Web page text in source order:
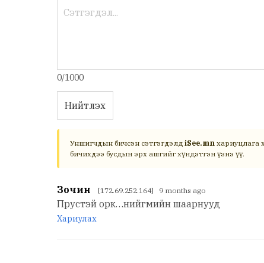
0/1000
Нийтлэх
Уншигчдын бичсэн сэтгэгдэлд iSee.mn хариуцлага
бичихдээ бусдын эрх ашгийг хүндэтгэн үзнэ үү.
Зочин [172.69.252.164] 9 months ago
Прустэй орк…нийгмийн шаарнууд
Хариулах